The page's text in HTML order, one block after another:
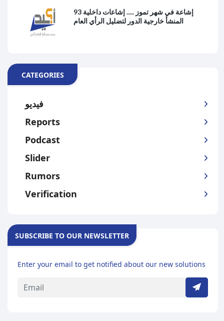
93 إشاعة في شهر تموز ..... إشاعات داخلية
المنشأ خارجية الدور لتضليل الرأي العام
CATEGORIES
فيديو
Reports
Podcast
Slider
Rumors
Verification
SUBSCRIBE TO OUR NEWSLETTER
Enter your email to get notified about our new solutions